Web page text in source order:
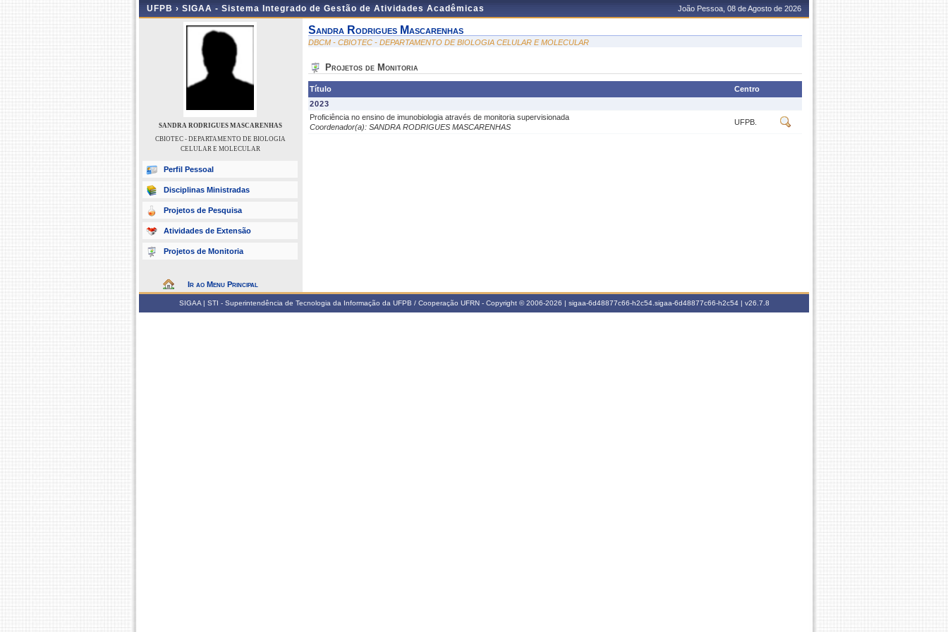
UFPB › SIGAA - Sistema Integrado de Gestão de Atividades Acadêmicas João Pessoa, 08 de Agosto de 2026
SANDRA RODRIGUES MASCARENHAS
CBIOTEC - DEPARTAMENTO DE BIOLOGIA
CELULAR E MOLECULAR
Perfil Pessoal
Disciplinas Ministradas
Projetos de Pesquisa
Atividades de Extensão
Projetos de Monitoria
Ir ao Menu Principal
Sandra Rodrigues Mascarenhas
DBCM - CBIOTEC - DEPARTAMENTO DE BIOLOGIA CELULAR E MOLECULAR
Projetos de Monitoria
Título
Centro
2023
Proficiência no ensino de imunobiologia através de monitoria supervisionada
Coordenador(a): SANDRA RODRIGUES MASCARENHAS
UFPB.
SIGAA | STI - Superintendência de Tecnologia da Informação da UFPB / Cooperação UFRN - Copyright © 2006-2026 | sigaa-6d48877c66-h2c54.sigaa-6d48877c66-h2c54 | v26.7.8